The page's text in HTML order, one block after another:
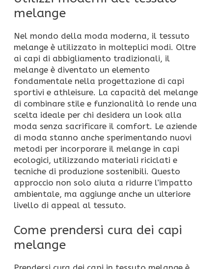
melange
Nel mondo della moda moderna, il tessuto
melange è utilizzato in molteplici modi. Oltre
ai capi di abbigliamento tradizionali, il
melange è diventato un elemento
fondamentale nella progettazione di capi
sportivi e athleisure. La capacità del melange
di combinare stile e funzionalità lo rende una
scelta ideale per chi desidera un look alla
moda senza sacrificare il comfort. Le aziende
di moda stanno anche sperimentando nuovi
metodi per incorporare il melange in capi
ecologici, utilizzando materiali riciclati e
tecniche di produzione sostenibili. Questo
approccio non solo aiuta a ridurre l’impatto
ambientale, ma aggiunge anche un ulteriore
livello di appeal al tessuto.
Come prendersi cura dei capi
melange